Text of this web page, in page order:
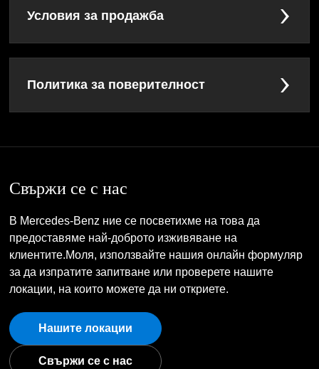
Условия за продажба
Политика за поверителност
Свържи се с нас
В Mercedes-Benz ние се посветихме на това да
предоставяме най-доброто изживяване на
клиентите.Моля, използвайте нашия онлайн формуляр
за да изпратите запитване или проверете нашите
локации, на които можете да ни откриете.
Нашите локации
Свържи се с нас